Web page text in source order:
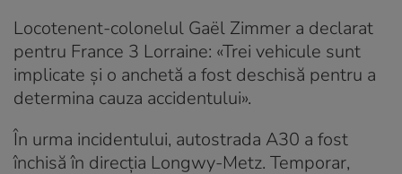
Locotenent-colonelul Gaël Zimmer a declarat
pentru France 3 Lorraine: «Trei vehicule sunt
implicate și o anchetă a fost deschisă pentru a
determina cauza accidentului».
În urma incidentului, autostrada A30 a fost
închisă în direcția Longwy-Metz. Temporar,